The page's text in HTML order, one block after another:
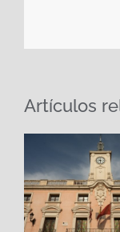
Artículos